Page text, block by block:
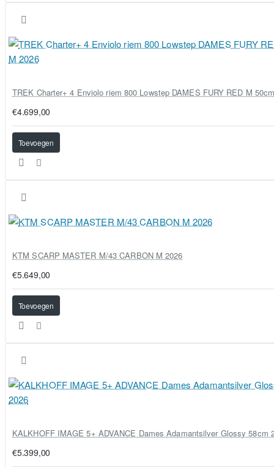
TREK Charter+ 4 Enviolo riem 800 Lowstep DAMES FURY RED M
€4.699,00
Toevoegen
KTM SCARP MASTER M/43 CARBON M 2026
€5.649,00
Toevoegen
KALKHOFF IMAGE 5+ ADVANCE Dames Adamantsilver Glossy 58cm
€5.399,00